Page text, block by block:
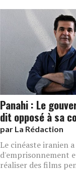
Panahi : Le
dit opposé à sa
par La Rédaction
Le cinéaste iranien
d'emprisonnement
réaliser des films